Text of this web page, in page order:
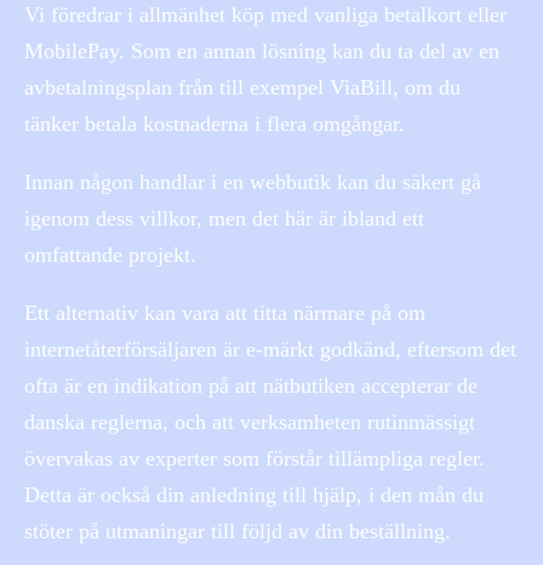
Vi föredrar i allmänhet köp med vanliga betalkort eller
MobilePay. Som en annan lösning kan du ta del av en
avbetalningsplan från till exempel ViaBill, om du
tänker betala kostnaderna i flera omgångar.
Innan någon handlar i en webbutik kan du säkert gå
igenom dess villkor, men det här är ibland ett
omfattande projekt.
Ett alternativ kan vara att titta närmare på om
internetåterförsäljaren är e-märkt godkänd, eftersom det
ofta är en indikation på att nätbutiken accepterar de
danska reglerna, och att verksamheten rutinmässigt
övervakas av experter som förstår tillämpliga regler.
Detta är också din anledning till hjälp, i den mån du
stöter på utmaningar till följd av din beställning.